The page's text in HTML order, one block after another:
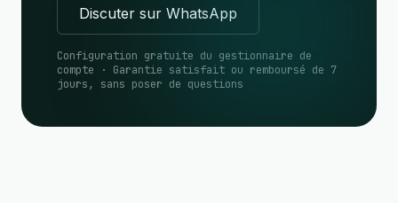
Discuter sur WhatsApp
Configuration gratuite du gestionnaire de
compte · Garantie satisfait ou remboursé de 7
jours, sans poser de questions